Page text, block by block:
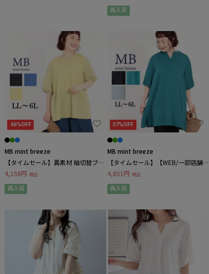
QUINTY / クインティ
Reflect / リフレクト
Ranan / ラナン
Re-J&supure / リジェイアンドスプル
Rin / リン
再入荷
46%OFF
MB mint breeze
【タイムセール】異素材 袖切替ブラ
ウス LL/3L/4L/5L MB mint breezeミ
ントブリーズ
4,158円 税込
再入荷
37%OFF
MB mint breeze
【タイムセール】【WEB/一部店舗
限定】バルーンスリーブ チュニック
ブラウス LL/3L/4L/5L/6L MB mint
breezeミントブ
4,851円 税込
再入荷